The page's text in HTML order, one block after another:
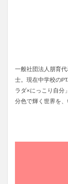
一般社団法人朋育
士。現在中学校の
ラダ×にっこり自分
分色で輝く世界を、